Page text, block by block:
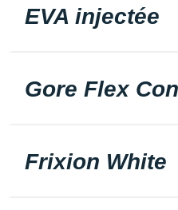
EVA injectée
Gore Flex
Frixion White